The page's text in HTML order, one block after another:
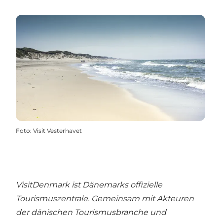
Foto: Visit Vesterhavet
VisitDenmark ist Dänemarks offizielle
Tourismuszentrale. Gemeinsam mit Akteuren
der dänischen Tourismusbranche und